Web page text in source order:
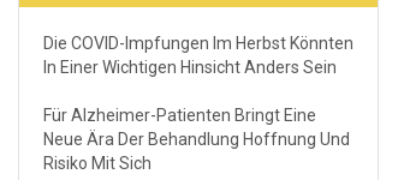
Die COVID-Impfungen Im Herbst Könnten
In Einer Wichtigen Hinsicht Anders Sein
Für Alzheimer-Patienten Bringt Eine
Neue Ära Der Behandlung Hoffnung Und
Risiko Mit Sich